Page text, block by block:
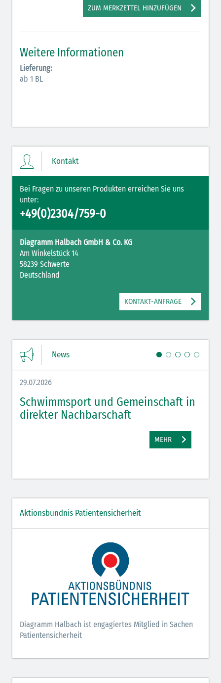
Inodilatatoren (rot-grün)
Elektrolyte (grün-pink)
Elektrolyte Kalium (grün-blau)
Elektrolyte NaCl (grün)
ZUM MERKZETTEL HINZUFÜGEN
Weitere Informationen
Lieferung:
ab 1 BL
Kontakt
Bei Fragen zu unseren Produkten erreichen Sie uns
unter:
+49(0)2304/759-0
Diagramm Halbach GmbH & Co. KG
Am Winkelstück 14
58239 Schwerte
Deutschland
KONTAKT-ANFRAGE
News
29.07.2026
Schwimmsport und Gemeinschaft in
direkter Nachbarschaft
MEHR
Aktionsbündnis Patientensicherheit
Diagramm Halbach ist engagiertes Mitglied in Sachen
Patientensicherheit